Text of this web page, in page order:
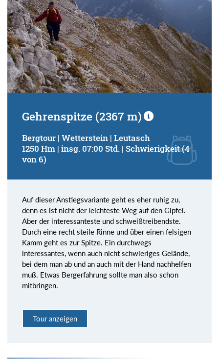
von
bis
Suchbegriff:
Gehrenspitze (2367 m)
Bergtour | Wetterstein | Leutasch
1250 Hm | insg. 07:00 Std. | Schwierigkeit (4
von 6)
Auf dieser Anstiegsvariante geht es eher ruhig zu,
denn es ist nicht der leichteste Weg auf den Gipfel.
Aber der interessanteste und schweißtreibendste.
Durch eine recht steile Rinne und über einen felsigen
Kamm geht es zur Spitze. Ein durchwegs
interessantes, wenn auch nicht schwieriges Gelände,
bei dem man ab und an auch mit der Hand nachhelfen
muß. Etwas Bergerfahrung sollte man also schon
mitbringen.
Tour anzeigen